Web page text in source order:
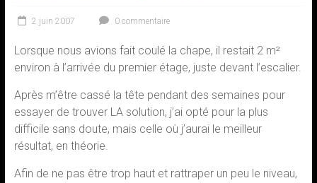
2 juin 2007 0 commentaire
Lorsque nous avions fait coulé la chape, il restait 2 m²
environ à l’arrivée du premier étage, juste devant l’escalier.
Après m’être cassé la tête pendant des semaines pour
essayer de trouver LA solution, j’ai opté pour la plus
difficile sans doute, mais celle où j’aurai le meilleur
résultat, en théorie.
Afin de ne pas être trop haut et rattraper un peu le niveau,